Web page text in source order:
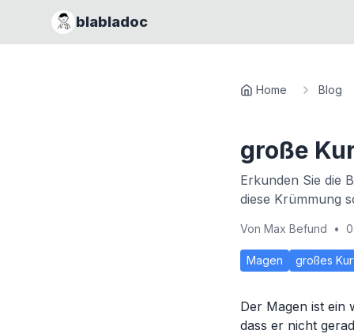
blabladoc
Home Blog
große
Erkunden Sie die
diese Krümmung
Von Max Befund •
Magen großes
Der Magen ist ein
dass er nicht